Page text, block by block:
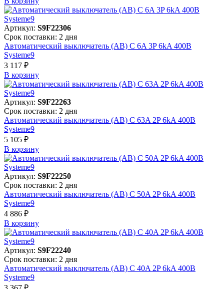
Артикул: S9F22306
Срок поставки: 2 дня
Автоматический выключатель (АВ) C 6A 3P 6kA 400В
Systeme9
3 117 ₽
В корзинy
Артикул: S9F22263
Срок поставки: 2 дня
Автоматический выключатель (АВ) C 63A 2P 6kA 400В
Systeme9
5 105 ₽
В корзинy
Артикул: S9F22250
Срок поставки: 2 дня
Автоматический выключатель (АВ) C 50A 2P 6kA 400В
Systeme9
4 886 ₽
В корзинy
Артикул: S9F22240
Срок поставки: 2 дня
Автоматический выключатель (АВ) C 40A 2P 6kA 400В
Systeme9